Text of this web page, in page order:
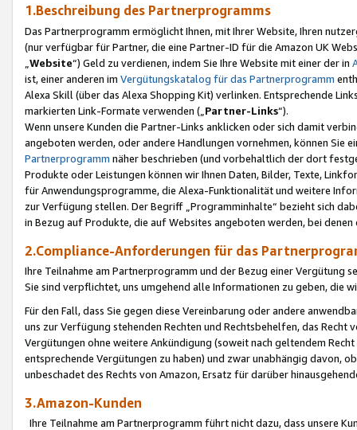
1.Beschreibung des Partnerprogramms
Das Partnerprogramm ermöglicht Ihnen, mit Ihrer Website, Ihren
(nur verfügbar für Partner, die eine Partner-ID für die Amazon UK
Website“) Geld zu verdienen, indem Sie Ihre Website mit einer der in
ist, einer anderen im Vergütungskatalog für das Partnerprogramm
Alexa Skill (über das Alexa Shopping Kit) verlinken. Entsprechende
markierten Link-Formate verwenden („ Partner-Links“).
Wenn unsere Kunden die Partner-Links anklicken oder sich damit
angeboten werden, oder andere Handlungen vornehmen, können Sie
Partnerprogramm näher beschrieben (und vorbehaltlich der dort
Produkte oder Leistungen können wir Ihnen Daten, Bilder, Texte,
für Anwendungsprogramme, die Alexa-Funktionalität und weitere
zur Verfügung stellen. Der Begriff „Programminhalte“ bezieht sich
in Bezug auf Produkte, die auf Websites angeboten werden, bei
2.Compliance-Anforderungen für das
Ihre Teilnahme am Partnerprogramm und der Bezug einer Vergütung
Sie sind verpflichtet, uns umgehend alle Informationen zu geben, die
Für den Fall, dass Sie gegen diese Vereinbarung oder andere
uns zur Verfügung stehenden Rechten und Rechtsbehelfen, das
Vergütungen ohne weitere Ankündigung (soweit nach geltendem
entsprechende Vergütungen zu haben) und zwar unabhängig davon,
unbeschadet des Rechts von Amazon, Ersatz für darüber
3.Amazon-Kunden
Ihre Teilnahme am Partnerprogramm führt nicht dazu, dass unsere